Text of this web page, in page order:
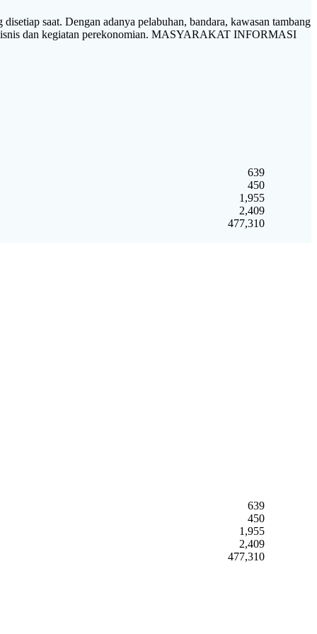
saat. Dengan adanya pelabuhan, bandara, kawasan tambang
dan kegiatan perekonomian. MASYARAKAT INFORMASI
639
450
1,955
2,409
477,310
639
450
1,955
2,409
477,310